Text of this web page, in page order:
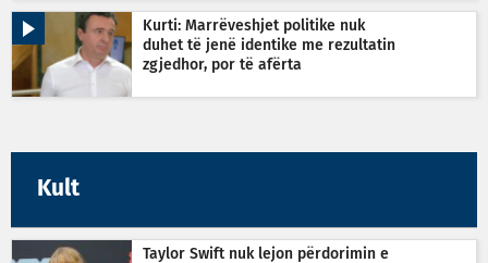
Kurti: Marrëveshjet politike nuk
duhet të jenë identike me rezultatin
zgjedhor, por të afërta
Kult
Taylor Swift nuk lejon përdorimin e